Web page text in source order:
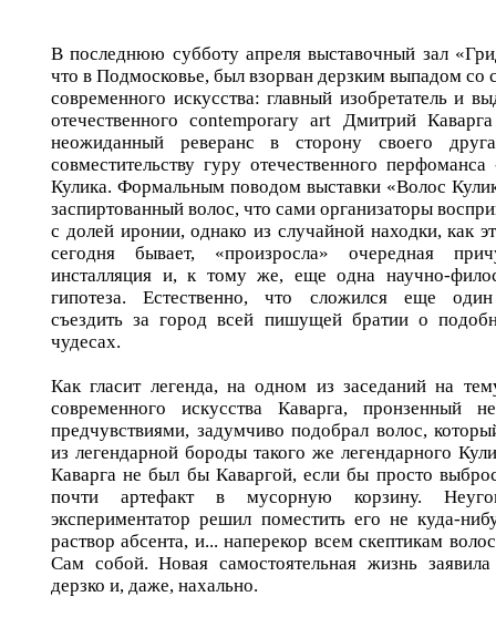
В последнюю субботу апреля выставочный зал
что в Подмосковье, был взорван дерзким выпадом со
современного искусства: главный изобретатель и
отечественного contemporary art Дмитрий
неожиданный реверанс в сторону своего
совместительству гуру отечественного
Кулика. Формальным поводом выставки «Волос
заспиртованный волос, что сами организаторы
с долей иронии, однако из случайной находки, как
сегодня бывает, «произросла» очередная
инсталляция и, к тому же, еще одна научно-
гипотеза. Естественно, что сложился еще
съездить за город всей пишущей братии о
чудесах.
Как гласит легенда, на одном из заседаний на
современного искусства Каварга, пронзенный
предчувствиями, задумчиво подобрал волос,
из легендарной бороды такого же легендарного
Каварга не был бы Каваргой, если бы просто
почти артефакт в мусорную корзину.
экспериментатор решил поместить его не куда-
раствор абсента, и... наперекор всем скептикам
Сам собой. Новая самостоятельная жизнь
дерзко и, даже, нахально.